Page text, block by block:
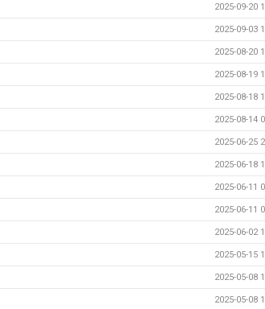
2025-09-20
2025-09-03
2025-08-20
2025-08-19
2025-08-18
2025-08-14
2025-06-25
2025-06-18
2025-06-11
2025-06-11
2025-06-02
2025-05-15
2025-05-08
2025-05-08